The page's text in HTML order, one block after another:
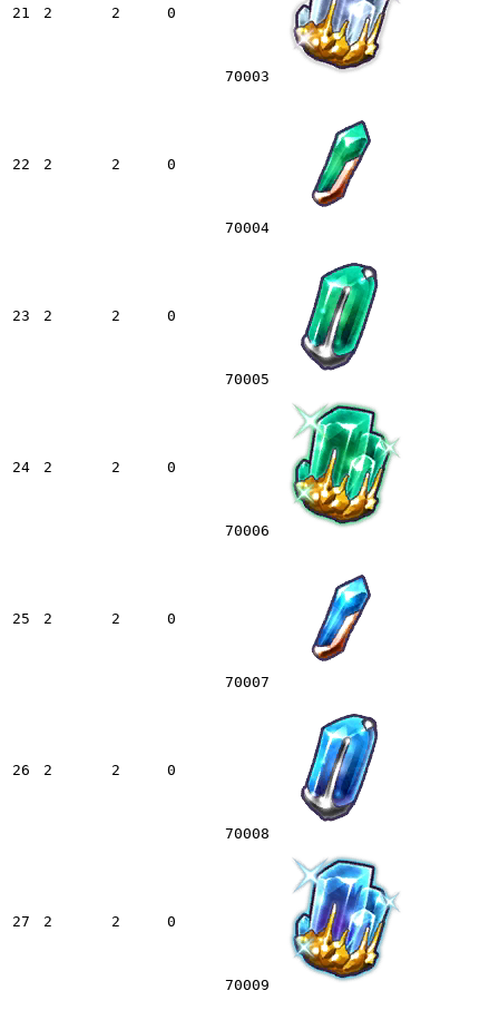
21 2 2 0
70003
22 2 2 0
70004
23 2 2 0
70005
24 2 2 0
70006
25 2 2 0
70007
26 2 2 0
70008
27 2 2 0
70009